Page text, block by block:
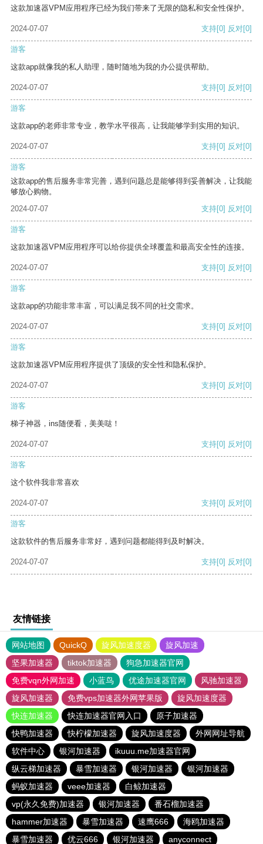
这款加速器VPM应用程序已经为我们带来了无限的隐私和安全性保护。
2024-07-07 支持[0] 反对[0]
游客
这款app就像我的私人助理，随时随地为我的办公提供帮助。
2024-07-07 支持[0] 反对[0]
游客
这款app的老师非常专业，教学水平很高，让我能够学到实用的知识。
2024-07-07 支持[0] 反对[0]
游客
这款app的售后服务非常完善，遇到问题总是能够得到妥善解决，让我能
够放心购物。
2024-07-07
支持[0] 反对[0]
游客
这款加速器VPM应用程序可以给你提供全球覆盖和最高安全性的连接。
2024-07-07 支持[0] 反对[0]
游客
这款app的功能非常丰富，可以满足我不同的社交需求。
2024-07-07 支持[0] 反对[0]
游客
这款加速器VPM应用程序提供了顶级的安全性和隐私保护。
2024-07-07 支持[0] 反对[0]
游客
梯子神器，ins随便看，美美哒！
2024-07-07 支持[0] 反对[0]
游客
这个软件我非常喜欢
2024-07-07 支持[0] 反对[0]
游客
这款软件的售后服务非常好，遇到问题都能得到及时解决。
2024-07-07 支持[0] 反对[0]
友情链接
网站地图 QuickQ 旋风加速度器
旋风加速
坚果加速器
tiktok加速器
狗急加速器官网
免费vqn外网加速
小蓝鸟 优途加速器官网
风驰加速器
旋风加速器
免费vps加速器外网苹果版
旋风加速度器
快连加速器
快连加速器官网入口
原子加速器
快鸭加速器
快柠檬加速器 旋风加速度器
外网网址导航
软件中心
银河加速器
ikuuu.me加速器官网
纵云梯加速器
暴雪加速器 银河加速器
银河加速器
蚂蚁加速器
veee加速器
白鲸加速器
vp(永久免费)加速器
银河加速器
番石榴加速器
hammer加速器
暴雪加速器 速鹰666
海鸥加速器
暴雪加速器
优云666 银河加速器 anyconnect